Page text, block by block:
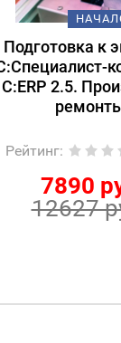
Подготовка к
2.5.
Рейтинг:
7890
12627